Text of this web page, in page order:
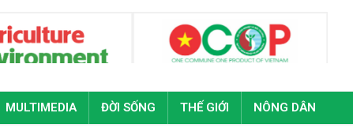
MULTIMEDIA ĐỜI SỐNG THẾ GIỚI NÔNG DÂN